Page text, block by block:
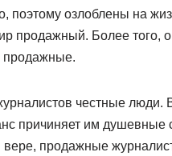
поэтому озлоблены на
продажный. Более того,
продажные.
честные люди.
причиняет им душевные
продажные